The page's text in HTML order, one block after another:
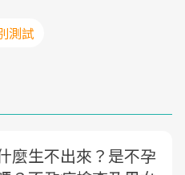
測試
麼生不出來？是不孕